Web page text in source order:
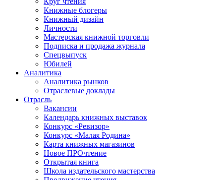
Книжные блогеры
Книжный дизайн
Личности
Мастерская книжной торговли
Подписка и продажа журнала
Спецвыпуск
Юбилей
Аналитика
Аналитика рынков
Отраслевые доклады
Отрасль
Вакансии
Календарь книжных выставок
Конкурс «Ревизор»
Конкурс «Малая Родина»
Карта книжных магазинов
Новое ПРОчтение
Открытая книга
Школа издательского мастерства